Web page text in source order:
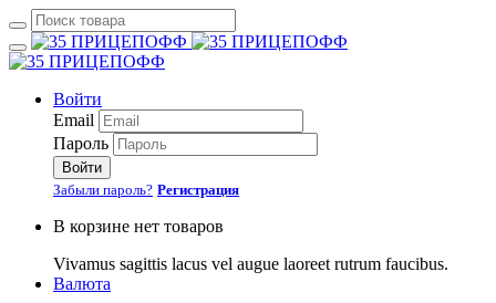
Войти
Email
Пароль
Войти
Забыли пароль? Регистрация
В корзине нет товаров
Vivamus sagittis lacus vel augue laoreet rutrum faucibus.
Валюта